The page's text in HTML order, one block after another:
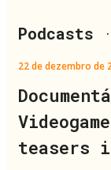
Podcasts ·
22 de dezembro de
teasers